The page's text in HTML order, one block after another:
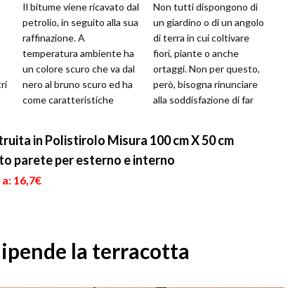
Il bitume viene ricavato dal
petrolio, in seguito alla sua
raffinazione. A
temperatura ambiente ha
un colore scuro che va dal
nero al bruno scuro ed ha
come caratteristiche
Non tutti dispongono di
un giardino o di un angolo
di terra in cui coltivare
fiori, piante o anche
ortaggi. Non per questo,
però, bisogna rinunciare
alla soddisfazione di far
in Polistirolo Misura 100 cm X 50 cm
parete per esterno e interno
16,7€
la terracotta